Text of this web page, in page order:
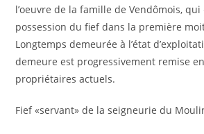
l’oeuvre de la famille de Vendômois,
possession du fief dans la première
Longtemps demeurée à l’état
demeure est progressivement remise
propriétaires actuels.
Fief «servant» de la seigneurie du